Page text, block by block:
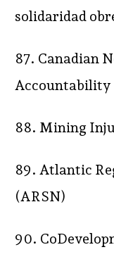
solidaridad
87. Canadian
Accountability
88. Mining
89. Atlantic
(ARSN)
90.